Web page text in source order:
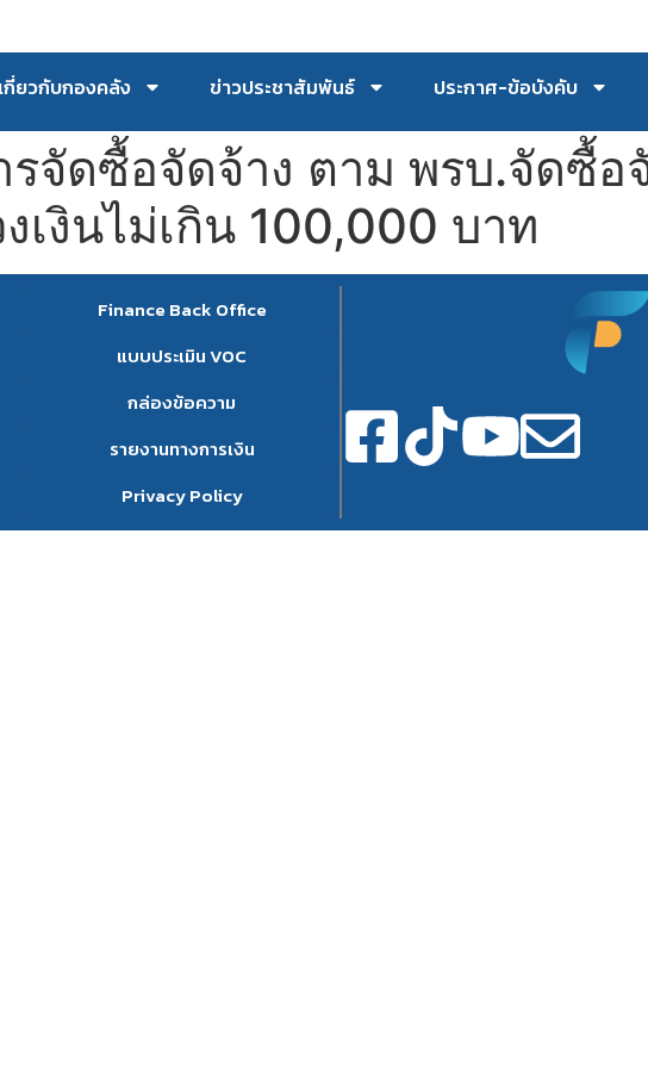
เกี่ยวกับกองคลัง ข่าวประชาสัมพันธ์ ประกาศ-ข้อบังคับ
รจัดซื้อจัดจ้าง ตาม พรบ.จัดซื้อ
เงินไม่เกิน 100,000 บาท
Finance Back Office
แบบประเมิน VOC
กล่องข้อความ
รายงานทางการเงิน
Privacy Policy